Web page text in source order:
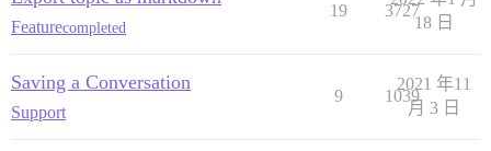
Featurecompleted
19 3727
18 日
Saving a Conversation
Support
9 1039
2021 年11
月 3 日